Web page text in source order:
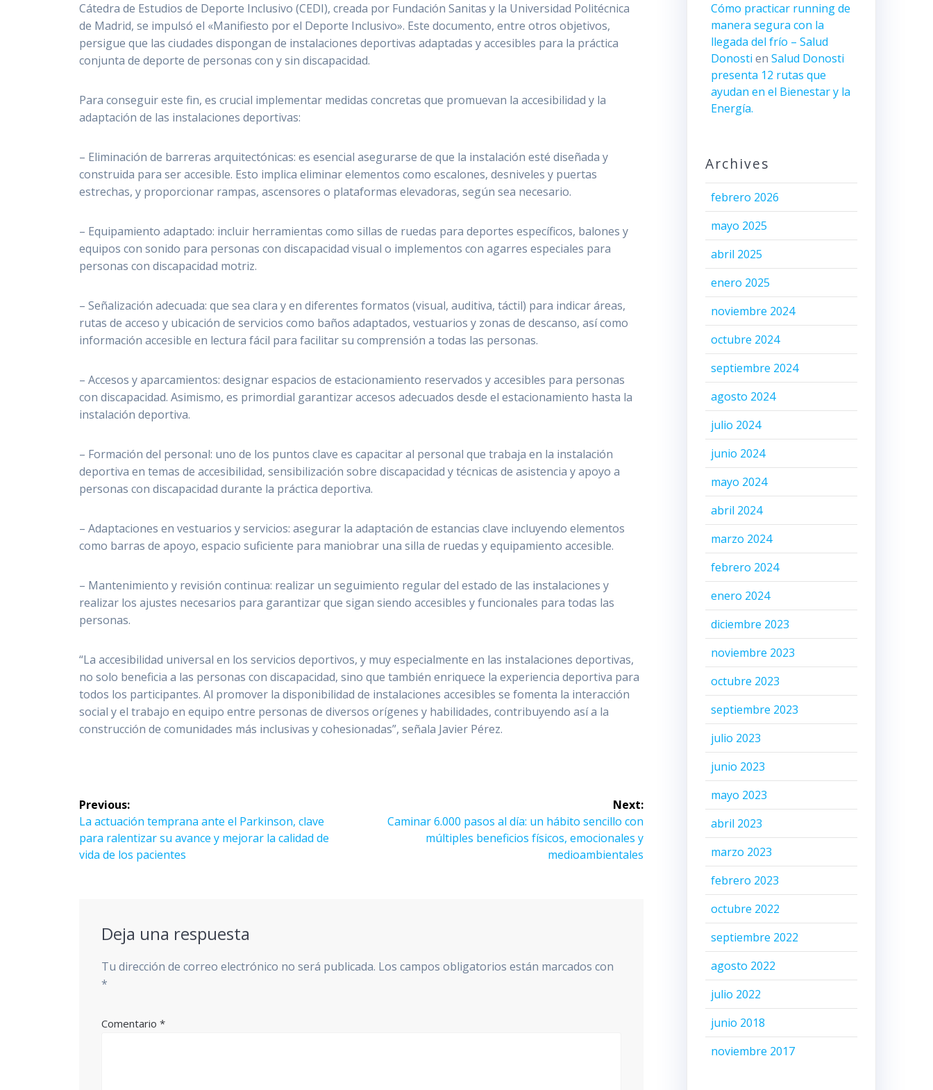
Cátedra de Estudios de Deporte Inclusivo (CEDI), creada por Fundación Sanitas y la Universidad Politécnica
de Madrid, se impulsó el «Manifiesto por el Deporte Inclusivo». Este documento, entre otros objetivos,
persigue que las ciudades dispongan de instalaciones deportivas adaptadas y accesibles para la práctica
conjunta de deporte de personas con y sin discapacidad.
Para conseguir este fin, es crucial implementar medidas concretas que promuevan la accesibilidad y la
adaptación de las instalaciones deportivas:
– Eliminación de barreras arquitectónicas: es esencial asegurarse de que la instalación esté diseñada y
construida para ser accesible. Esto implica eliminar elementos como escalones, desniveles y puertas
estrechas, y proporcionar rampas, ascensores o plataformas elevadoras, según sea necesario.
– Equipamiento adaptado: incluir herramientas como sillas de ruedas para deportes específicos, balones y
equipos con sonido para personas con discapacidad visual o implementos con agarres especiales para
personas con discapacidad motriz.
– Señalización adecuada: que sea clara y en diferentes formatos (visual, auditiva, táctil) para indicar áreas,
rutas de acceso y ubicación de servicios como baños adaptados, vestuarios y zonas de descanso, así como
información accesible en lectura fácil para facilitar su comprensión a todas las personas.
– Accesos y aparcamientos: designar espacios de estacionamiento reservados y accesibles para personas
con discapacidad. Asimismo, es primordial garantizar accesos adecuados desde el estacionamiento hasta la
instalación deportiva.
– Formación del personal: uno de los puntos clave es capacitar al personal que trabaja en la instalación
deportiva en temas de accesibilidad, sensibilización sobre discapacidad y técnicas de asistencia y apoyo a
personas con discapacidad durante la práctica deportiva.
– Adaptaciones en vestuarios y servicios: asegurar la adaptación de estancias clave incluyendo elementos
como barras de apoyo, espacio suficiente para maniobrar una silla de ruedas y equipamiento accesible.
– Mantenimiento y revisión continua: realizar un seguimiento regular del estado de las instalaciones y
realizar los ajustes necesarios para garantizar que sigan siendo accesibles y funcionales para todas las
personas.
“La accesibilidad universal en los servicios deportivos, y muy especialmente en las instalaciones deportivas,
no solo beneficia a las personas con discapacidad, sino que también enriquece la experiencia deportiva para
todos los participantes. Al promover la disponibilidad de instalaciones accesibles se fomenta la interacción
social y el trabajo en equipo entre personas de diversos orígenes y habilidades, contribuyendo así a la
construcción de comunidades más inclusivas y cohesionadas”, señala Javier Pérez.
Navegación
de
entradas
Previous:
Previous
post:
La actuación temprana ante el Parkinson, clave
para ralentizar su avance y mejorar la calidad de
vida de los pacientes
Next:
Next
Caminar 6.000 pasos al día: un hábito sencillo con
múltiples beneficios físicos, emocionales y
medioambientales
Deja una respuesta
Tu dirección de correo electrónico no será publicada. Los campos obligatorios están marcados con
*
Comentario*
Cómo practicar running de
manera segura con la
llegada del frío – Salud
Donosti en Salud Donosti
presenta 12 rutas que
ayudan en el Bienestar y la
Energía.
Archives
febrero 2026
mayo 2025
abril 2025
enero 2025
noviembre 2024
octubre 2024
septiembre 2024
agosto 2024
julio 2024
junio 2024
mayo 2024
abril 2024
marzo 2024
febrero 2024
enero 2024
diciembre 2023
noviembre 2023
octubre 2023
septiembre 2023
julio 2023
junio 2023
mayo 2023
abril 2023
marzo 2023
febrero 2023
octubre 2022
septiembre 2022
agosto 2022
julio 2022
junio 2018
noviembre 2017